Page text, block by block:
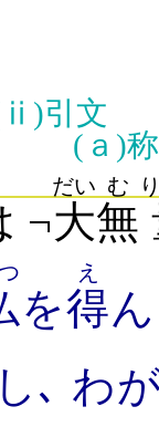
引文
(ａ)
¬大
だい
無
む
を得
え
し､ わ